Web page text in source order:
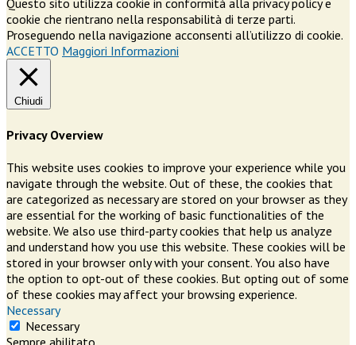
Questo sito utilizza cookie in conformità alla privacy policy e
cookie che rientrano nella responsabilità di terze parti.
Proseguendo nella navigazione acconsenti all’utilizzo di cookie.
ACCETTO Maggiori Informazioni
Chiudi
Privacy Overview
This website uses cookies to improve your experience while you
navigate through the website. Out of these, the cookies that
are categorized as necessary are stored on your browser as they
are essential for the working of basic functionalities of the
website. We also use third-party cookies that help us analyze
and understand how you use this website. These cookies will be
stored in your browser only with your consent. You also have
the option to opt-out of these cookies. But opting out of some
of these cookies may affect your browsing experience.
Necessary
Necessary
Sempre abilitato